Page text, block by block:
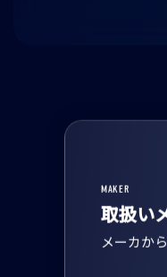
MAKER
取扱い
メーカか